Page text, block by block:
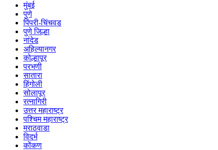
मुंबई
पुणे
पिंपरी-चिंचवड
पुणे जिल्हा
नांदेड
अहिल्यानगर
कोल्हापूर
परभणी
सातारा
हिंगोली
सोलापूर
रत्नागिरी
उत्तर महाराष्ट्र
पश्चिम महाराष्ट्र
मराठवाडा
विदर्भ
कोंकण